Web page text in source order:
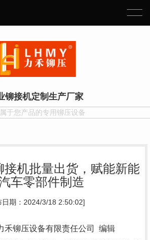
铆接机定制生产厂家
于您产品的专用铆压设备
接机批量出货，赋能新能
车零部件制造
日期：2024/3/18 2:50:02]
禾铆压设备有限责任公司 编辑